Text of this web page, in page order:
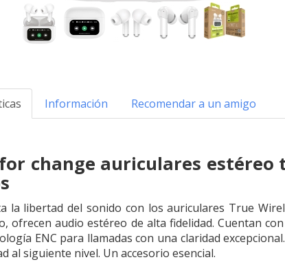
Información Recomendar a un amigo
change auriculares estéreo
la libertad del sonido con los auriculares True
ofrecen audio estéreo de alta fidelidad. Cuentan
ENC para llamadas con una claridad
al siguiente nivel. Un accesorio esencial.